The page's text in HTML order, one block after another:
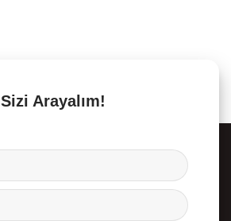
Sizi Arayalım!